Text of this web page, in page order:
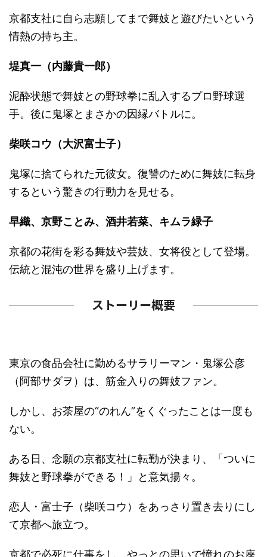
京都支社に自ら志願してまで舞妓と遊びたいという
情熱の持ち主。
堤真一（内藤貴一郎）
泥酔状態で舞妓との野球拳に乱入するプロ野球選
手。後に鬼塚とまさかの因縁バトルに。
柴咲コウ（大沢富士子）
鬼塚に捨てられた元彼女。復讐のために舞妓に転身
するという驚きの行動力を見せる。
早織、京野ことみ、酒井若菜、キムラ緑子
京都の花街を彩る舞妓や芸妓、女将役として登場。
伝統と混沌の世界を盛り上げます。
ストーリー概要
東京の食品会社に勤めるサラリーマン・鬼塚公彦
（阿部サダヲ）は、筋金入りの舞妓ファン。
しかし、お茶屋の“のれん”をくぐったことは一度も
ない。
ある日、念願の京都支社に転勤が決まり、「ついに
舞妓と野球拳ができる！」と意気揚々。
恋人・富士子（柴咲コウ）をあっさり置き去りにし
て京都へ旅立つ。
京都で必死に仕事をし、やっとの思いで憧れのお座